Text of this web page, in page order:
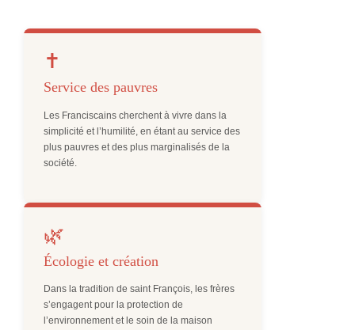
✝️
Service des pauvres
Les Franciscains cherchent à vivre dans la
simplicité et l’humilité, en étant au service des
plus pauvres et des plus marginalisés de la
société.
🌿
Écologie et création
Dans la tradition de saint François, les frères
s’engagent pour la protection de
l’environnement et le soin de la maison